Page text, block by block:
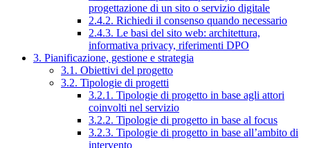
progettazione di un sito o servizio digitale
2.4.2. Richiedi il consenso quando necessario
2.4.3. Le basi del sito web: architettura,
informativa privacy, riferimenti DPO
3. Pianificazione, gestione e strategia
3.1. Obiettivi del progetto
3.2. Tipologie di progetti
3.2.1. Tipologie di progetto in base agli attori
coinvolti nel servizio
3.2.2. Tipologie di progetto in base al focus
3.2.3. Tipologie di progetto in base all’ambito di
intervento